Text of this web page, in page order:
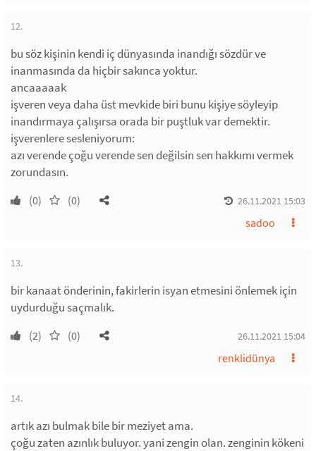
12.
bu söz kişinin kendi iç dünyasında inandığı sözdür ve
inanmasında da hiçbir sakınca yoktur.
ancaaaaak
işveren veya daha üst mevkide biri bunu kişiye söyleyip
inandırmaya çalışırsa orada bir puştluk var demektir.
işverenlere sesleniyorum:
azı verende çoğu verende sen değilsin sen hakkımı vermek
zorundasın.
(0) (0) 26.11.2021 15:03
sadoo
13.
bir kanaat önderinin, fakirlerin isyan etmesini önlemek için
uydurduğu saçmalık.
(2) (0) 26.11.2021 15:04
renklidünya
14.
artık azı bulmak bile bir meziyet ama.
çoğu zaten azınlık buluyor. yani zengin olan. zenginin kökeni